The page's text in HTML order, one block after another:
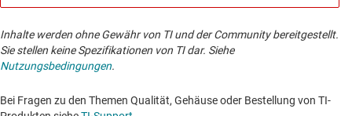
Inhalte werden ohne Gewähr von TI und der Community bereitgestellt.
Sie stellen keine Spezifikationen von TI dar. Siehe
Nutzungsbedingungen.
Bei Fragen zu den Themen Qualität, Gehäuse oder Bestellung von TI-